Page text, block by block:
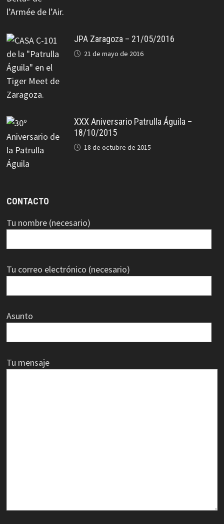
JPA Zaragoza – 21/05/2016
21 de mayo de 2016
XXX Aniversario Patrulla Águila –
18/10/2015
18 de octubre de 2015
CONTACTO
Tu nombre (necesario)
Tu correo electrónico (necesario)
Asunto
Tu mensaje